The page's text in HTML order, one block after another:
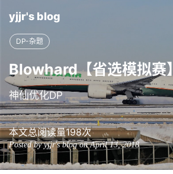
yjjr's blog
DP-杂题
Blowhard【省选模拟赛】
神仙优化DP
本文总阅读量198次
Posted by yjjr's blog on April 13, 2018